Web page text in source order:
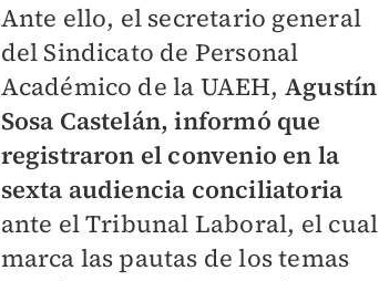
Ante ello, el secretario general
del Sindicato de Personal
Académico de la UAEH, Agustín
Sosa Castelán, informó que
registraron el convenio en la
sexta audiencia conciliatoria
ante el Tribunal Laboral, el cual
marca las pautas de los temas